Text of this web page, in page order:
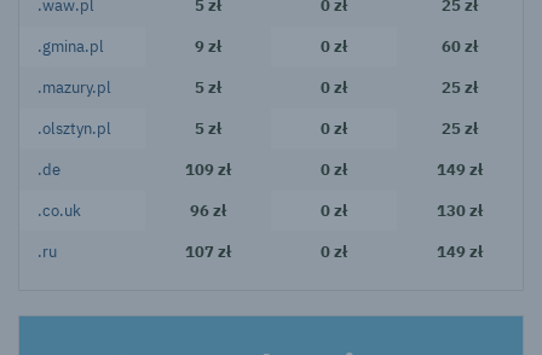
.waw.pl 5 zł 0 zł 25 zł
.gmina.pl 9 zł 0 zł 60 zł
.mazury.pl 5 zł 0 zł 25 zł
.olsztyn.pl 5 zł 0 zł 25 zł
.de 109 zł 0 zł 149 zł
.co.uk 96 zł 0 zł 130 zł
.ru 107 zł 0 zł 149 zł